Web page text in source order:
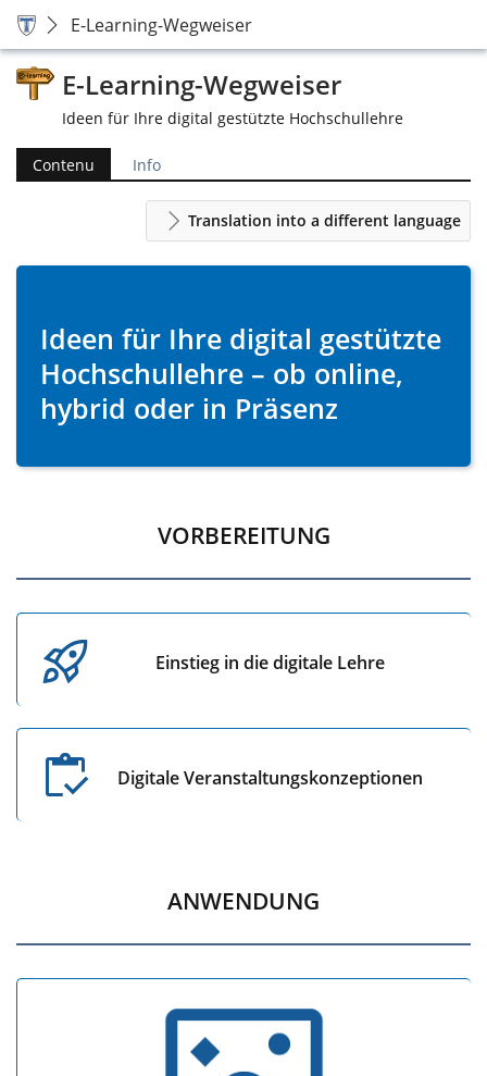
E-Learning-Wegweiser
E-Learning-Wegweiser
Ideen für Ihre digital gestützte Hochschullehre
Contenu Info
Translation into a different language
Ideen für Ihre digital gestützte
Hochschullehre – ob online,
hybrid oder in Präsenz
VORBEREITUNG
Einstieg in die digitale Lehre
Digitale Veranstaltungskonzeptionen
ANWENDUNG